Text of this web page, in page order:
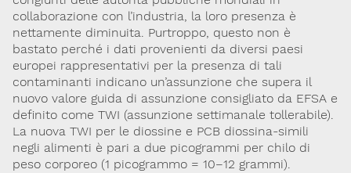
collaborazione con l’industria, la loro presenza è
nettamente diminuita. Purtroppo, questo non è
bastato perché i dati provenienti da diversi paesi
europei rappresentativi per la presenza di tali
contaminanti indicano un’assunzione che supera il
nuovo valore guida di assunzione consigliato da EFSA e
definito come TWI (assunzione settimanale tollerabile).
La nuova TWI per le diossine e PCB diossina-simili
negli alimenti è pari a due picogrammi per chilo di
peso corporeo (1 picogrammo = 10−12 grammi).
Cookie Policy Privacy Policy Archivio
Disclaimer
Il contenuto di questo sito è da intendersi a scopo puramente
informativo. La Società Italiana di Tossicologia (SITOX) non
accetta alcuna responsabilità riguardo a possibili errori,
dimenticanze o cattive interpretazioni presenti in queste pagine
o in quelle cui si fa riferimento.